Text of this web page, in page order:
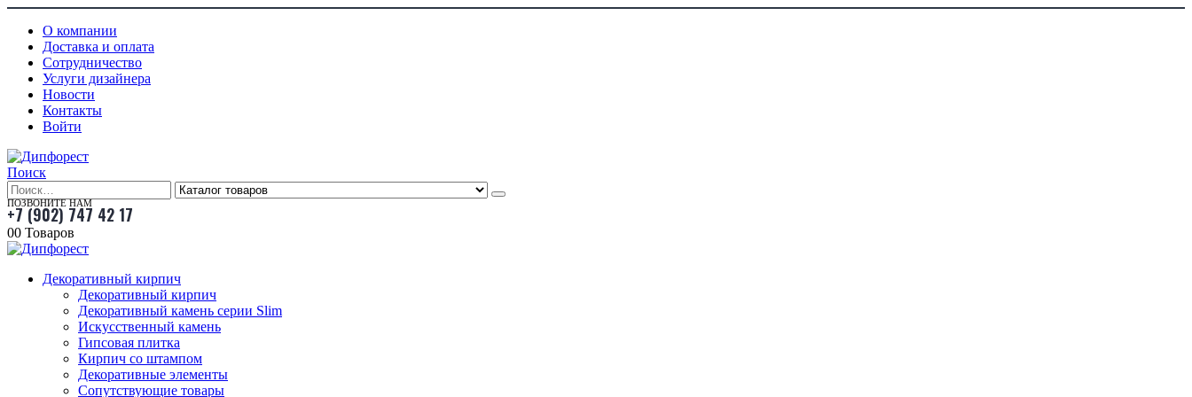
О компании
Доставка и оплата
Сотрудничество
Услуги дизайнера
Новости
Контакты
Войти
Поиск
ПОЗВОНИТЕ НАМ
+7 (902) 747 42 17
00 Товаров
Декоративный кирпич
Декоративный кирпич
Декоративный камень серии Slim
Искусственный камень
Гипсовая плитка
Кирпич со штампом
Декоративные элементы
Сопутствующие товары